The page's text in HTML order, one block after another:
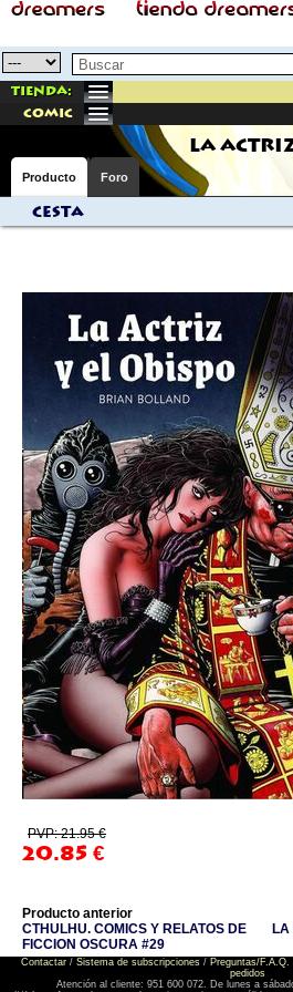
Tienda:
comic
LA
Producto Foro
Cesta
PVP: 21.95 €
20.85 €
Producto anterior
CTHULHU. COMICS Y RELATOS DE
FICCION OSCURA #29
LA
Contactar/ Sistema de subscripciones/ Preguntas/F.A.Q.
pedidos
Atención al cliente: 951 600 072. De lunes a